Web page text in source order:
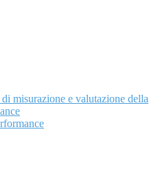
di misurazione e valutazione della